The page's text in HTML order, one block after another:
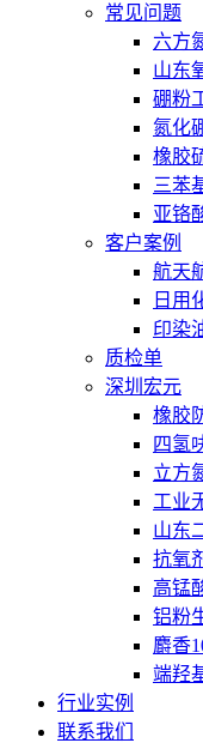
常见问题
六方
山东
硼粉
氮化
橡胶
三苯
亚铬
客户案例
航天
日用
印染
质检单
深圳宏元
橡胶
四氢
立方
工业
山东
抗氧
高锰
铝粉
麝香
端羟
行业实例
联系我们